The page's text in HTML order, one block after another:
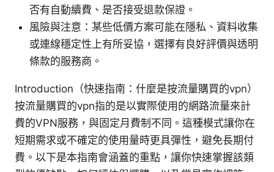
否有自動續費、是否接受退款保證。
風險與注意：某些低價方案可能在隱私、資料收集
或連線穩定性上有所妥協，選擇有良好評價與透明
條款的服務商。
Introduction（快速指南：什麼是按流量購買的vpn）
按流量購買的vpn指的是以實際使用的網路流量來計
費的VPN服務，與固定月費制不同。這種模式讓你在
短期需求或不確定的使用量時更具彈性，避免長期付
費。以下是本指南會涵蓋的重點，讓你快速掌握該類